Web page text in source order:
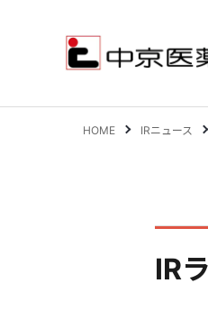
企
IR
HOME IRニュース
IR